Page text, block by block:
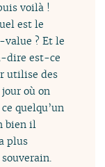
voilà !
est le
value ? Et le
dire est-ce
utilise des
où on
quelqu’un
bien il
plus